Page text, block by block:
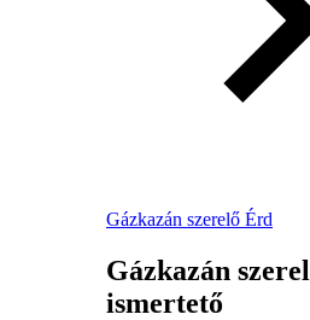
Gázkazán szerelő Érd
Gázkazán
ismertető